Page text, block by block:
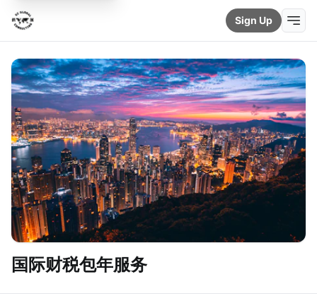
Sign Up
国际财税包年服务